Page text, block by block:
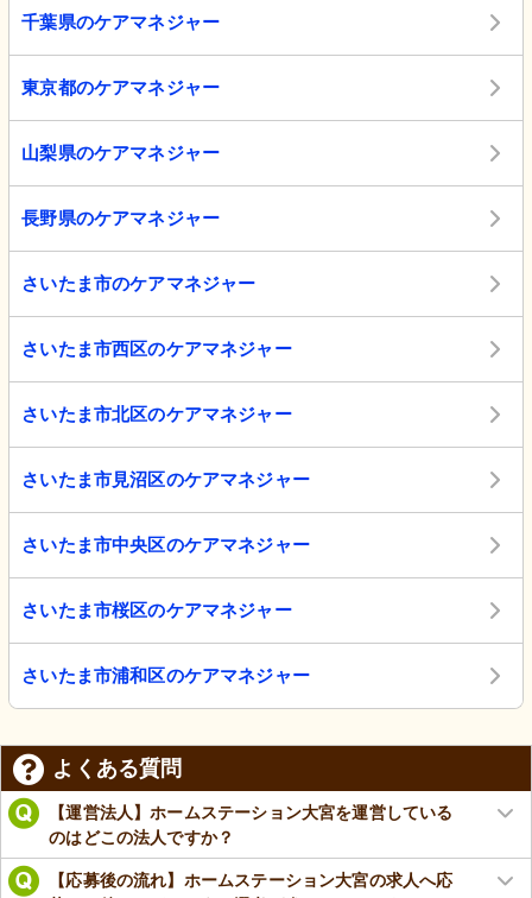
千葉県のケアマネジャー
東京都のケアマネジャー
山梨県のケアマネジャー
長野県のケアマネジャー
さいたま市のケアマネジャー
さいたま市西区のケアマネジャー
さいたま市北区のケアマネジャー
さいたま市見沼区のケアマネジャー
さいたま市中央区のケアマネジャー
さいたま市桜区のケアマネジャー
さいたま市浦和区のケアマネジャー
よくある質問
【運営法人】ホームステーション大宮を運営している
のはどこの法人ですか？
【応募後の流れ】ホームステーション大宮の求人へ応